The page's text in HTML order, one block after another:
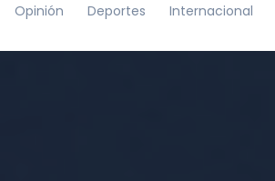
Opinión Deportes Internacional